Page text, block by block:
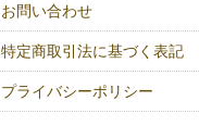
お問い合わせ
特定商取引法に基づく表記
プライバシーポリシー